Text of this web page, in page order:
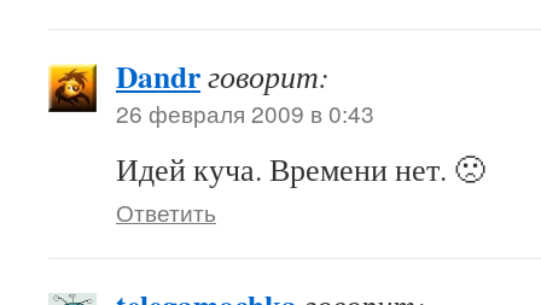
Dandrговорит:
26 февраля 2009 в 0:43
Идей куча. Времени нет. 🙁
Ответить